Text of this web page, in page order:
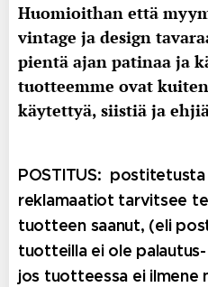
Huomioithan että
vintage ja design
pientä ajan patinaa ja
tuotteemme ovat
käytettyä, siistiä ja
POSTITUS:
reklamaatiot tarvitsee
tuotteen saanut, (eli
tuotteilla ei ole
jos tuotteessa ei ilmene